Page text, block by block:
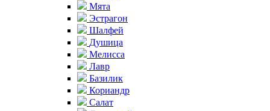
Мята
Эстрагон
Шалфей
Душица
Мелисса
Лавр
Базилик
Кориандр
Салат